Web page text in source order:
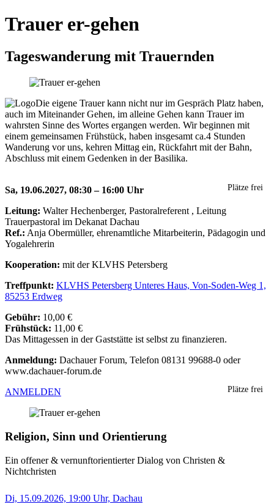
Trauer er-gehen
Tageswanderung mit Trauernden
Die eigene Trauer kann nicht nur im Gespräch Platz haben,
auch im Miteinander Gehen, im alleine Gehen kann Trauer im
wahrsten Sinne des Wortes ergangen werden. Wir beginnen mit
einem gemeinsamen Frühstück, haben insgesamt ca.4 Stunden
Wanderung vor uns, kehren Mittag ein, Rückfahrt mit der Bahn,
Abschluss mit einem Gedenken in der Basilika.
Plätze frei
Sa, 19.06.2027, 08:30 – 16:00 Uhr
Leitung: Walter Hechenberger, Pastoralreferent , Leitung
Trauerpastoral im Dekanat Dachau
Ref.: Anja Obermüller, ehrenamtliche Mitarbeiterin, Pädagogin und
Yogalehrerin
Kooperation: mit der KLVHS Petersberg
Treffpunkt: KLVHS Petersberg Unteres Haus, Von-Soden-Weg 1,
85253 Erdweg
Gebühr: 10,00 €
Frühstück: 11,00 €
Das Mittagessen in der Gaststätte ist selbst zu finanzieren.
Anmeldung: Dachauer Forum, Telefon 08131 99688-0 oder
www.dachauer-forum.de
Plätze frei
ANMELDEN
Religion, Sinn und Orientierung
Ein offener & vernunft­orientierter Dialog von Christen &
Nichtchristen
Di, 15.09.2026, 19:00 Uhr, Dachau